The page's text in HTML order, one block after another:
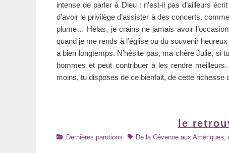
intense de parler à Dieu : n’est-il pas d’ailleurs
d’avoir le privilège d’assister à des concerts,
plume… Hélas, je crains ne jamais avoir
quand je me rends à l’église ou du souvenir
a bien longtemps. N’hésite pas, ma chère Julie, si
hommes et peut contribuer à les rendre
moins, tu disposes de ce bienfait, de cette richesse
le
Catégories
Dernières parutions TagsDe la Cévenne aux Amériques,